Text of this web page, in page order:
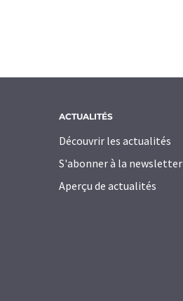
ACTUALITÉS
Découvrir les actualités
S'abonner à la newsletter
Aperçu de actualités